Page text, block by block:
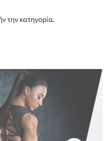
την κατηγορία.